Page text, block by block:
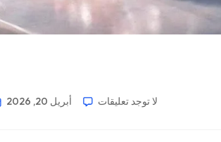
أبريل 20, 2026 لا توجد تعليقات